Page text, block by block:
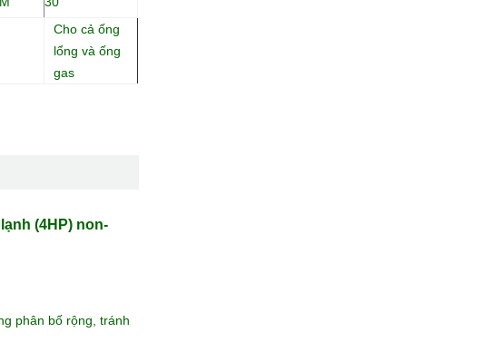
Cho cả ống
lổng và ống
gas
(4HP) non-
phân bố rộng, tránh